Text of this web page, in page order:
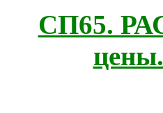
СП65.